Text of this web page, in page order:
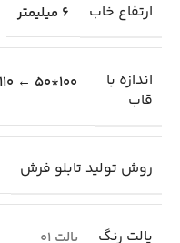
ارتفاع خاب 6 میلیمتر
اندازه با
قاب
100*50 ← 110*60
روش تولید تابلو فرش
پالت رنگ پالت 01